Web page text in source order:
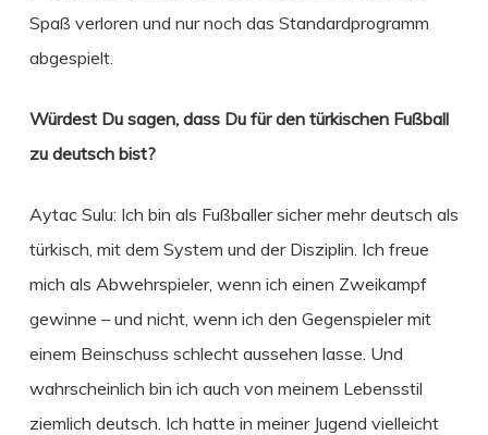
Spaß verloren und nur noch das Standardprogramm
abgespielt.
Würdest Du sagen, dass Du für den türkischen Fußball
zu deutsch bist?
Aytac Sulu: Ich bin als Fußballer sicher mehr deutsch als
türkisch, mit dem System und der Disziplin. Ich freue
mich als Abwehrspieler, wenn ich einen Zweikampf
gewinne – und nicht, wenn ich den Gegenspieler mit
einem Beinschuss schlecht aussehen lasse. Und
wahrscheinlich bin ich auch von meinem Lebensstil
ziemlich deutsch. Ich hatte in meiner Jugend vielleicht